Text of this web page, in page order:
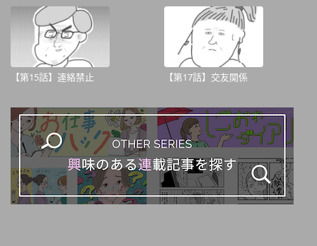
【第15話】連絡禁止 【第17話】交友関係